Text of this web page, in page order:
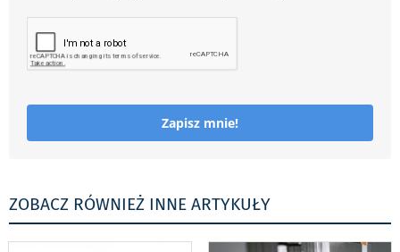
Zapisz mnie!
ZOBACZ RÓWNIEŻ INNE ARTYKUŁY